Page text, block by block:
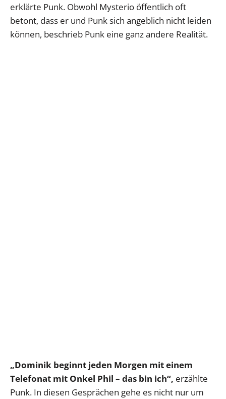
erklärte Punk. Obwohl Mysterio öffentlich oft
betont, dass er und Punk sich angeblich nicht leiden
können, beschrieb Punk eine ganz andere Realität.
„Dominik beginnt jeden Morgen mit einem
Telefonat mit Onkel Phil – das bin ich“, erzählte
Punk. In diesen Gesprächen gehe es nicht nur um